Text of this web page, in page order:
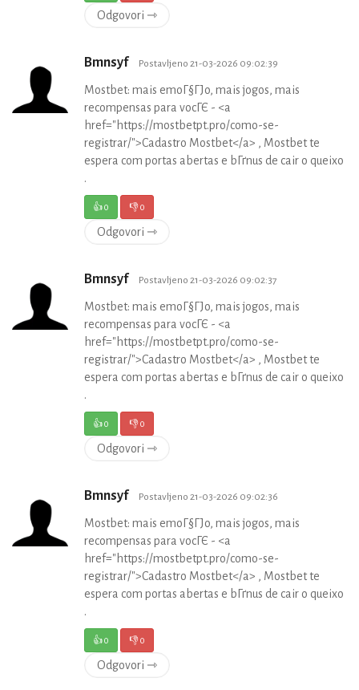
Odgovori ⇾
Bmnsyf Postavljeno 21-03-2026 09:02:39
Mostbet: mais emoГ§ГЈo, mais jogos, mais
recompensas para vocГЄ - <a
href="https://mostbetpt.pro/como-se-
registrar/">Cadastro Mostbet</a> , Mostbet te
espera com portas abertas e bГґnus de cair o queixo
.
👍0 👎0
Odgovori ⇾
Bmnsyf Postavljeno 21-03-2026 09:02:37
Mostbet: mais emoГ§ГЈo, mais jogos, mais
recompensas para vocГЄ - <a
href="https://mostbetpt.pro/como-se-
registrar/">Cadastro Mostbet</a> , Mostbet te
espera com portas abertas e bГґnus de cair o queixo
.
👍0 👎0
Odgovori ⇾
Bmnsyf Postavljeno 21-03-2026 09:02:36
Mostbet: mais emoГ§ГЈo, mais jogos, mais
recompensas para vocГЄ - <a
href="https://mostbetpt.pro/como-se-
registrar/">Cadastro Mostbet</a> , Mostbet te
espera com portas abertas e bГґnus de cair o queixo
.
👍0 👎0
Odgovori ⇾